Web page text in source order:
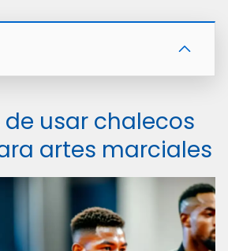
de usar chalecos
artes marciales